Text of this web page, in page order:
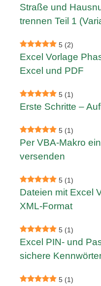
Straße und
trennen Teil 1
5 (2)
Excel Vorlage
Excel und PDF
5 (1)
Erste Schritte –
5 (1)
Per VBA-Makro
versenden
5 (1)
Dateien mit Excel
XML-Format
5 (1)
Excel PIN- und
sichere
5 (1)